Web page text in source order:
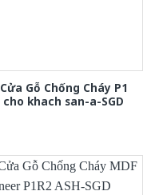
Cửa Gỗ Chống Cháy P1
cho khach san-a-SGD